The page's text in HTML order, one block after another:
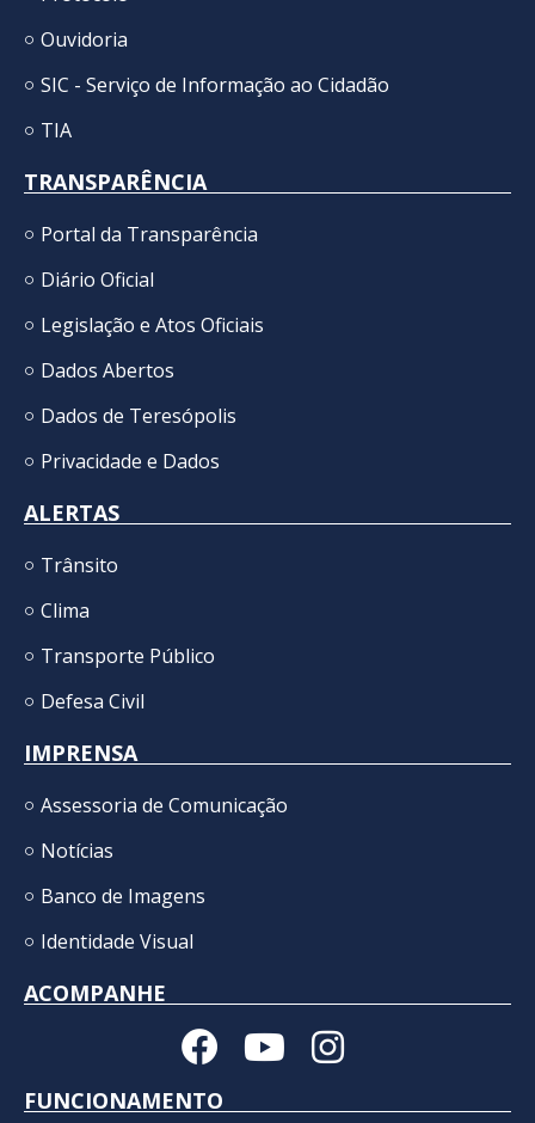
Ouvidoria
SIC - Serviço de Informação ao Cidadão
TIA
TRANSPARÊNCIA
Portal da Transparência
Diário Oficial
Legislação e Atos Oficiais
Dados Abertos
Dados de Teresópolis
Privacidade e Dados
ALERTAS
Trânsito
Clima
Transporte Público
Defesa Civil
IMPRENSA
Assessoria de Comunicação
Notícias
Banco de Imagens
Identidade Visual
ACOMPANHE
FUNCIONAMENTO